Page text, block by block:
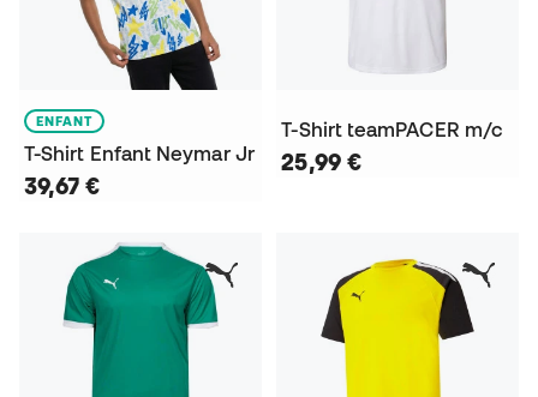
ENFANT
T-Shirt Enfant Neymar Jr
39,67 €
T-Shirt teamPACER m/c
25,99 €